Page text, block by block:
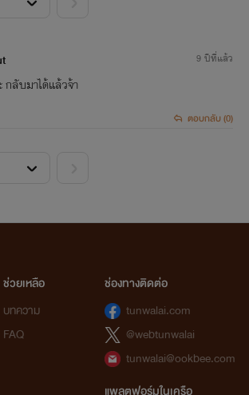
กลับมาได้แล้วจ้า
9 ปีที่แล้ว
ตอบกลับ (0)
ช่วยเหลือ
บทความ
FAQ
ช่องทางติดต่อ
tunwalai.com
@webtunwalai
tunwalai@ookbee.com